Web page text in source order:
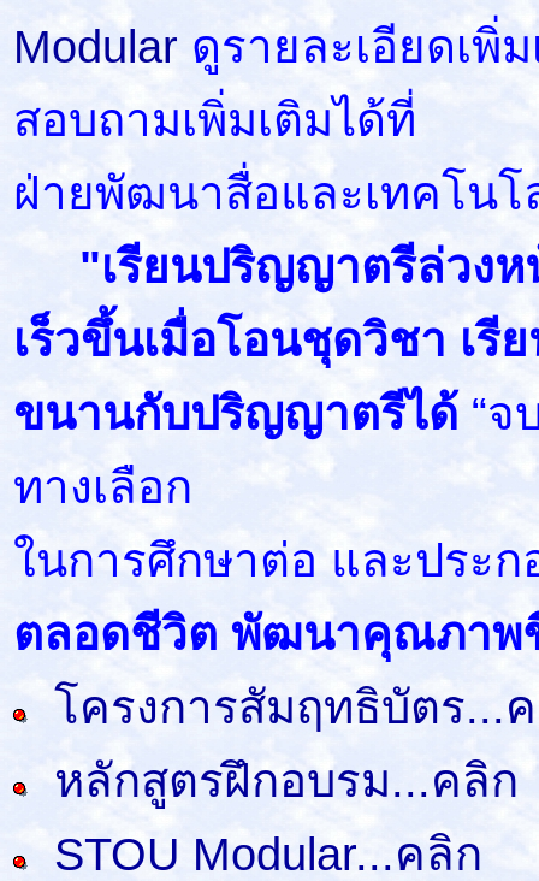
Modular ดูรายละเอียดเพิ่
สอบถามเพิ่มเติมได้ที่
ฝ่ายพัฒนาสื่อและเทคโนโ
"เรียนปริญญาตรีล่วง
เร็วขึ้นเมื่อโอนชุดวิชา เรี
ขนานกับปริญญาตรีได้ “จ
ทางเลือก
ในการศึกษาต่อ และประ
ตลอดชีวิต พัฒนาคุณภาพ
โครงการสัมฤทธิบัตร...
หลักสูตรฝึกอบรม...คลิก
STOU Modular...คลิก